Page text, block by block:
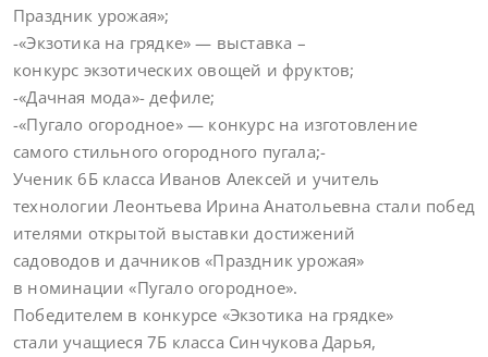
Праздник урожая»;
-«Экзотика на грядке» — выставка –
конкурс экзотических овощей и фруктов;
-«Дачная мода»- дефиле;
-«Пугало огородное» — конкурс на изготовление
самого стильного огородного пугала;-
Ученик 6Б класса Иванов Алексей и учитель
технологии Леонтьева Ирина Анатольевна стали побед
ителями открытой выставки достижений
садоводов и дачников «Праздник урожая»
в номинации «Пугало огородное».
Победителем в конкурсе «Экзотика на грядке»
стали учащиеся 7Б класса Синчукова Дарья,